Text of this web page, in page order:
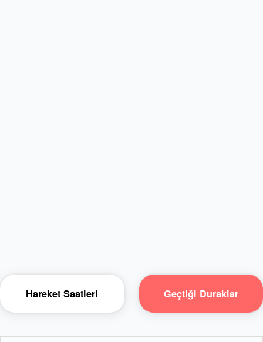
Hareket Saatleri Geçtiği Duraklar